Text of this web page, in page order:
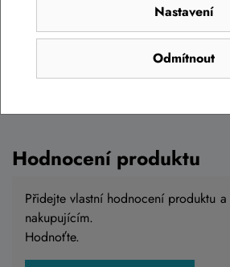
dětská přilba na kolo Ranger,
Zeptejte se.
Zeptat se v diskusi
Hodnocení produktu
Přidejte vlastní hodnocení produktu
nakupujícím.
Hodnoťte.
Odmítnout
Nastavení